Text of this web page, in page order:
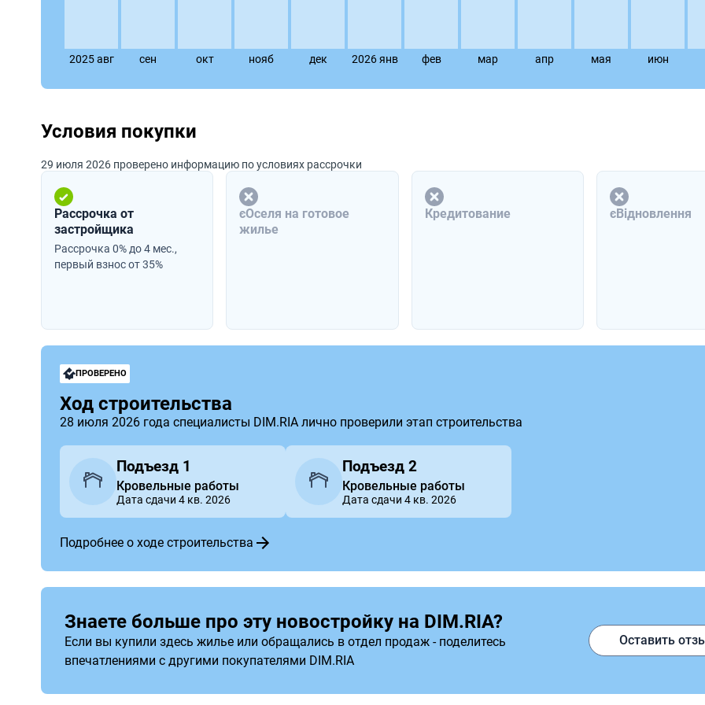
2025 авг сен окт нояб дек 2026 янв фев мар апр мая июн
Условия покупки
29 июля 2026 проверено информацию по условиях рассрочки
Рассрочка от
застройщика
Рассрочка 0% до 4 мес.,
первый взнос от 35%
єОселя на готовое
жилье
Кредитование єВідновлення
ПРОВЕРЕНО
Ход строительства
28 июля 2026 года специалисты DIM.RIA лично проверили этап строительства
Подъезд 1
Кровельные работы
Дата сдачи 4 кв. 2026
Подъезд 2
Кровельные работы
Дата сдачи 4 кв. 2026
Подробнее о ходе строительства
Знаете больше про эту новостройку на DIM.RIA?
Если вы купили здесь жилье или обращались в отдел продаж - поделитесь
впечатлениями с другими покупателями DIM.RIA
Оставить